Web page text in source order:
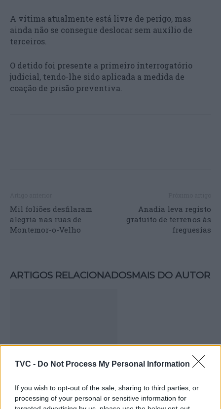
TVC - Do Not Process My Personal Information
If you wish to opt-out of the sale, sharing to third parties, or
processing of your personal or sensitive information for
A vítima atualmente está livre de perigo, mas
ainda não se consegue deslocar sem auxílio de
terceiros.
O detido foi presente a primeiro interrogatório
judicial, tendo-lhe sido aplicada a medida de
coação de prisão preventiva.
Mil foliões desfilaram
alegria nas ruas de
Montemor-o-Velho
Anadia leva registo
gratuito de terrenos às
freguesias
ARTIGOS RELACIONADOSMAIS DO AUTOR
Turismo Centro de Portugal estreia
filme promocional “Aqui Nunca é